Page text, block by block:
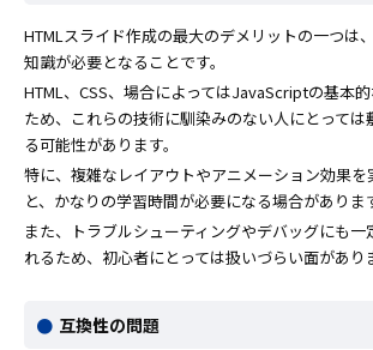
HTMLスライド作成の最大のデメリットの一つは
知識が必要となることです。
HTML、CSS、場合によってはJavaScriptの基本
ため、これらの技術に馴染みのない人にとって
る可能性があります。
特に、複雑なレイアウトやアニメーション効果を
と、かなりの学習時間が必要になる場合がありま
また、トラブルシューティングやデバッグにも一
れるため、初心者にとっては扱いづらい面があり
互換性の問題